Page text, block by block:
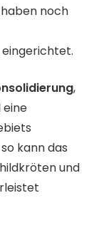
noch
,
eine
kann das
und